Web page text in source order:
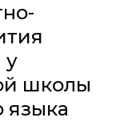
у
школы
языка